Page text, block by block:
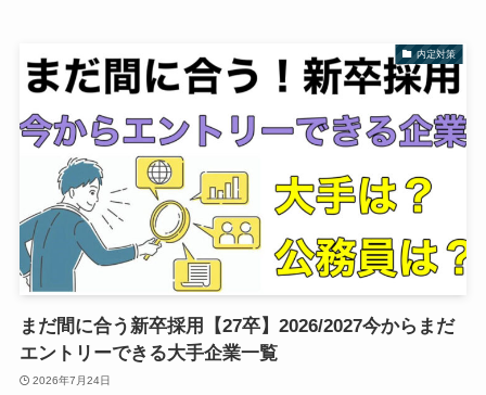
内定対策
まだ間に合う新卒採用【27卒】2026/2027今からまだ
エントリーできる大手企業一覧
2026年7月24日